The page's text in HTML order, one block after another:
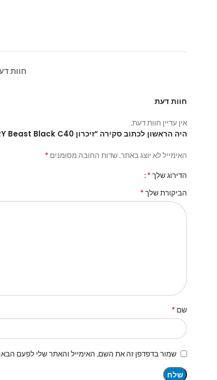
חוות
חוות דעת
אין עדיין חוות דעת.
היה הראשון לכתוב סקירה “זיכרון Kingston 32GB (1x32GB) DDR5 5200MHz FURY Beast Black C40”
האימייל לא יוצג באתר. שדות החובה מסומנים *
הדירוג שלך *
הביקורת שלך *
שם *
שמור בדפדפן זה את השם, האימייל והאתר שלי לפעם